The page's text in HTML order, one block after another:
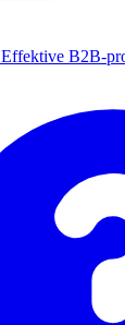
Effektive B2B-